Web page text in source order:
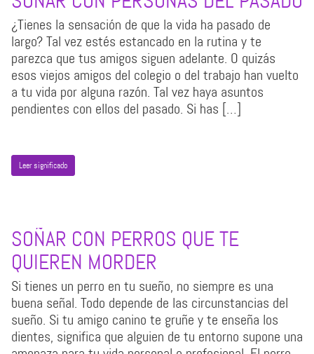
¿Tienes la sensación de que la vida ha pasado de
largo? Tal vez estés estancado en la rutina y te
parezca que tus amigos siguen adelante. O quizás
esos viejos amigos del colegio o del trabajo han vuelto
a tu vida por alguna razón. Tal vez haya asuntos
pendientes con ellos del pasado. Si has […]
Leer significado
SOÑAR CON PERROS QUE TE
QUIEREN MORDER
Si tienes un perro en tu sueño, no siempre es una
buena señal. Todo depende de las circunstancias del
sueño. Si tu amigo canino te gruñe y te enseña los
dientes, significa que alguien de tu entorno supone una